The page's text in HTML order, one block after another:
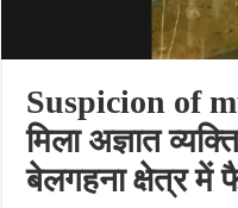
Suspicion of
मिला अज्ञात
बेलगहना क्षेत्र में